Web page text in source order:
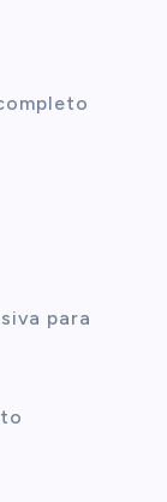
para